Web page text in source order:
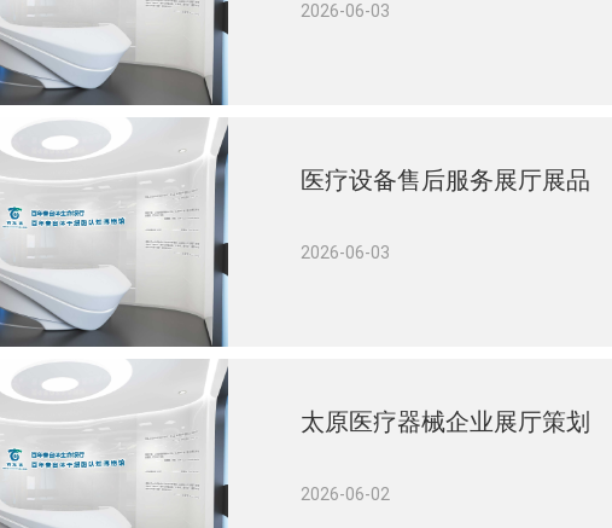
2026-06-03
医疗设备售后服务展厅展品
2026-06-03
太原医疗器械企业展厅策划
2026-06-02